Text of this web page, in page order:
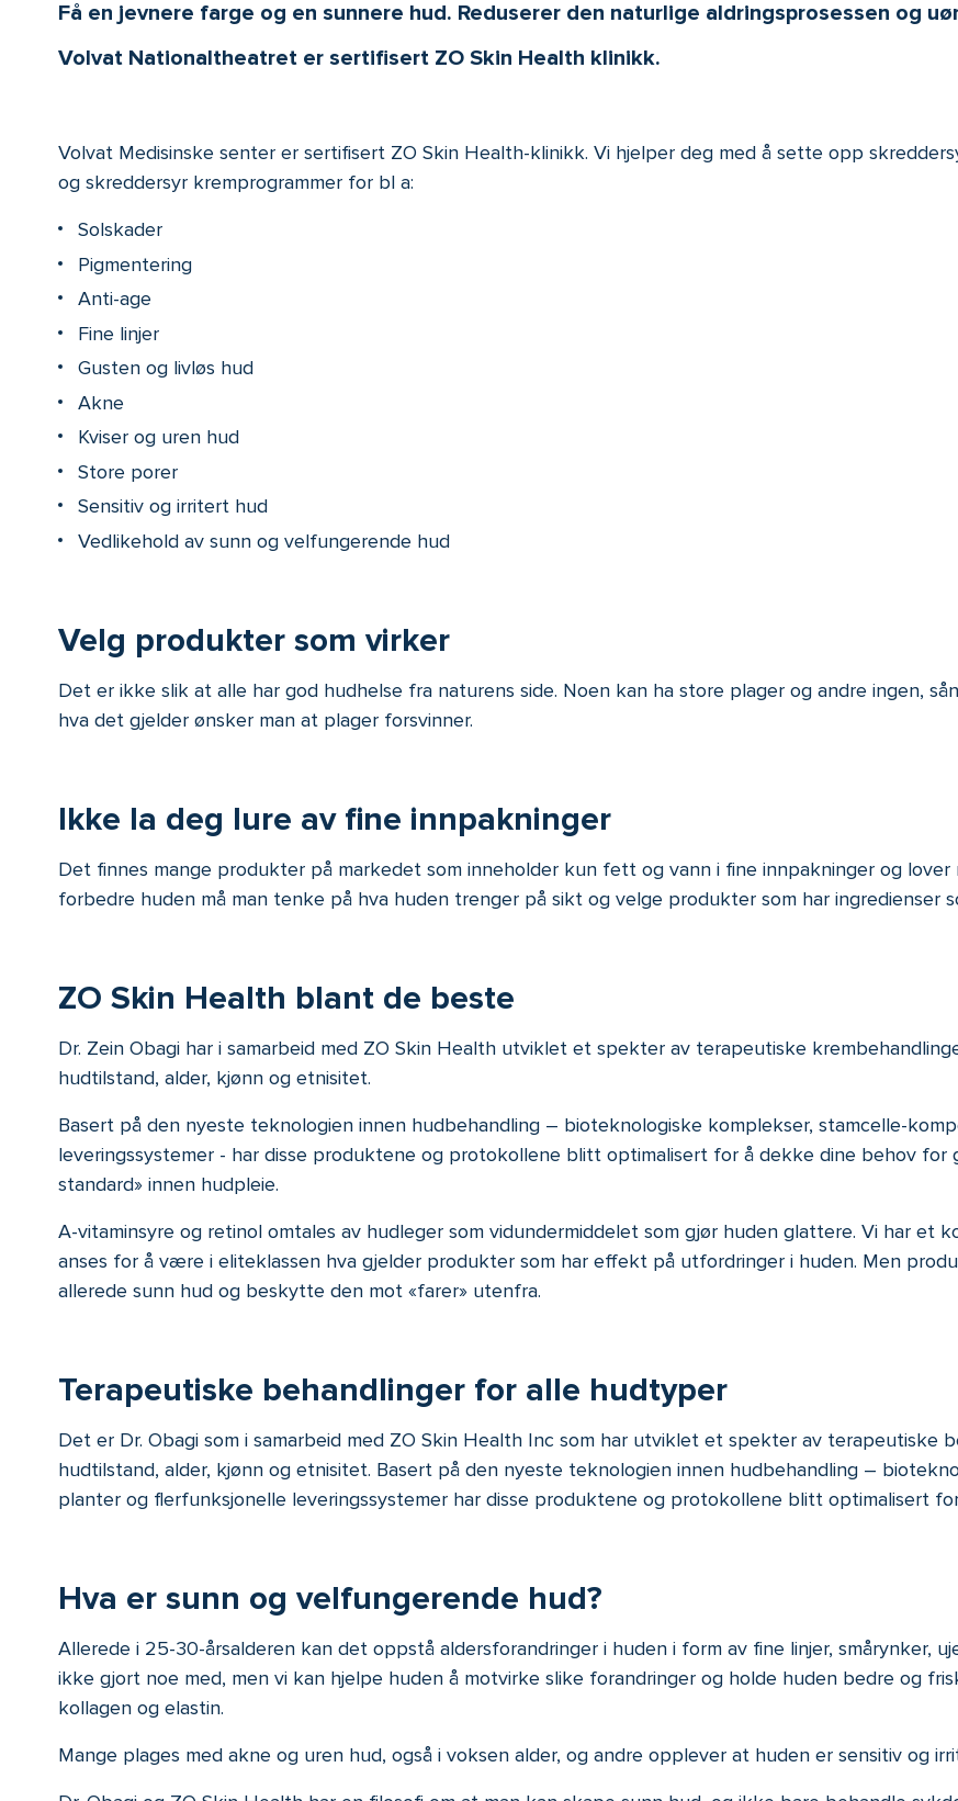
Få en jevnere farge og en sunnere hud. Reduserer den naturlige aldringsprosessen og
Volvat Nationaltheatret er sertifisert ZO Skin Health klinikk.
Volvat Medisinske senter er sertifisert ZO Skin Health-klinikk. Vi hjelper deg med å sette opp
og skreddersyr kremprogrammer for bl a:
Solskader
Pigmentering
Anti-age
Fine linjer
Gusten og livløs hud
Akne
Kviser og uren hud
Store porer
Sensitiv og irritert hud
Vedlikehold av sunn og velfungerende hud
Velg produkter som virker
Det er ikke slik at alle har god hudhelse fra naturens side. Noen kan ha store plager og andre ingen,
hva det gjelder ønsker man at plager forsvinner.
Ikke la deg lure av fine innpakninger
Det finnes mange produkter på markedet som inneholder kun fett og vann i fine innpakninger og lover
forbedre huden må man tenke på hva huden trenger på sikt og velge produkter som har ingredienser
ZO Skin Health blant de beste
Dr. Zein Obagi har i samarbeid med ZO Skin Health utviklet et spekter av terapeutiske
hudtilstand, alder, kjønn og etnisitet.
Basert på den nyeste teknologien innen hudbehandling – bioteknologiske komplekser, stamcelle-
leveringssystemer - har disse produktene og protokollene blitt optimalisert for å dekke dine behov for
standard» innen hudpleie.
A-vitaminsyre og retinol omtales av hudleger som vidundermiddelet som gjør huden glattere. Vi har et
anses for å være i eliteklassen hva gjelder produkter som har effekt på utfordringer i huden. Men
allerede sunn hud og beskytte den mot «farer» utenfra.
Terapeutiske behandlinger for alle hudtyper
Det er Dr. Obagi som i samarbeid med ZO Skin Health Inc som har utviklet et spekter av terapeutiske
hudtilstand, alder, kjønn og etnisitet. Basert på den nyeste teknologien innen hudbehandling –
planter og flerfunksjonelle leveringssystemer har disse produktene og protokollene blitt optimalisert
Hva er sunn og velfungerende hud?
Allerede i 25-30-årsalderen kan det oppstå aldersforandringer i huden i form av fine linjer, smårynker,
ikke gjort noe med, men vi kan hjelpe huden å motvirke slike forandringer og holde huden bedre og
kollagen og elastin.
Mange plages med akne og uren hud, også i voksen alder, og andre opplever at huden er sensitiv og